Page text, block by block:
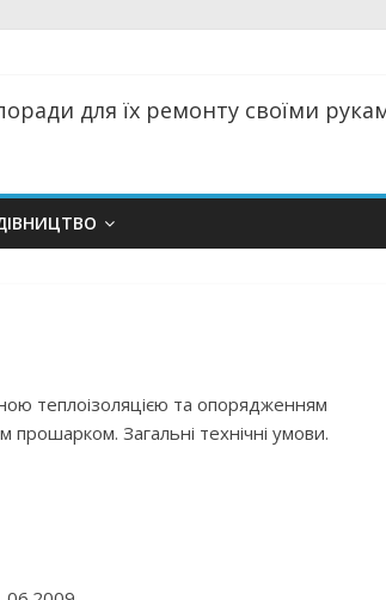
для їх ремонту своїми
теплоізоляцією та опорядженням
Загальні технічні умови.